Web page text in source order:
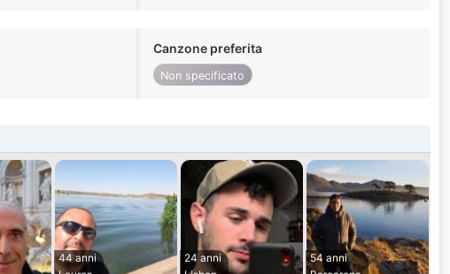
Canzone preferita
Non specificato
44 anni
24 anni
54 anni